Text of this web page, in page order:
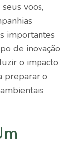
voos,
importantes
de inovação
o impacto
preparar o